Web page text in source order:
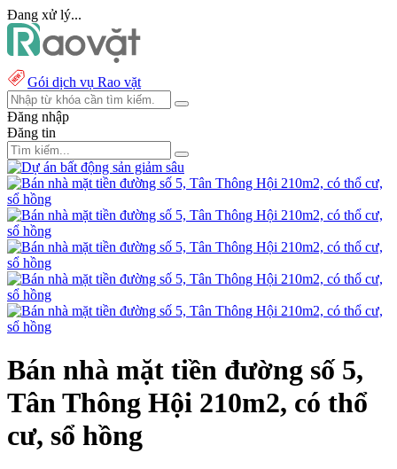
Đang xử lý...
Gói dịch vụ Rao vặt
Đăng nhập
Đăng tin
Bán nhà mặt tiền đường số 5,
Tân Thông Hội 210m2, có thổ
cư, sổ hồng